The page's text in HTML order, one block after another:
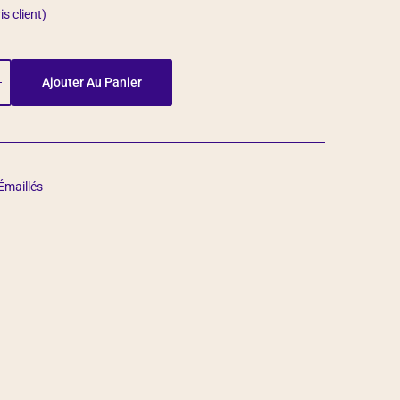
client)
Ajouter Au Panier